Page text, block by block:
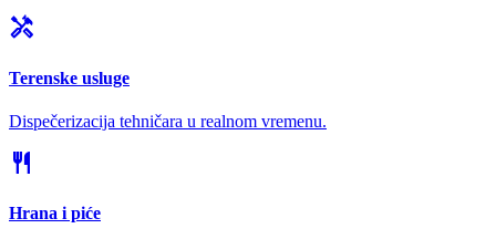
handyman
Terenske usluge
Dispečerizacija tehničara u realnom vremenu.
restaurant
Hrana i piće